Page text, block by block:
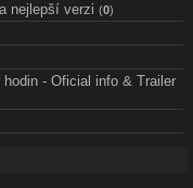
nejlepší verzi (0)
- Oficial info & Trailer